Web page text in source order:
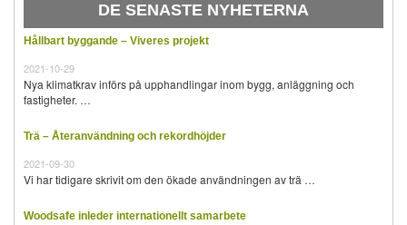
DE SENASTE NYHETERNA
Hållbart byggande – Viveres projekt
2021-10-29
Nya klimatkrav införs på upphandlingar inom bygg, anläggning och
fastigheter. …
Trä – Återanvändning och rekordhöjder
2021-09-30
Vi har tidigare skrivit om den ökade användningen av trä …
Woodsafe inleder internationellt samarbete